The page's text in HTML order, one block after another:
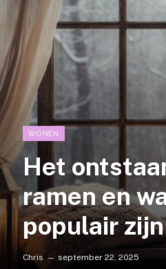
WONEN
Het
ramen en
populair zijn
Chris september 22, 2025